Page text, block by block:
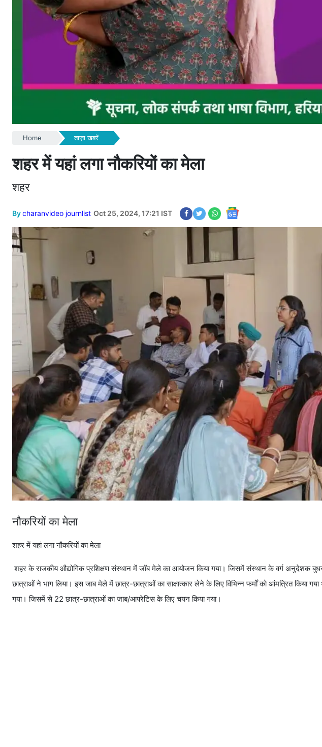
Home ताज़ा खबरें
शहर में यहां लगा नौकरियों का मेला
शहर
Bycharanvideo journlist Oct 25, 2024, 17:21 IST
नौकरियों का मेला
शहर में यहां लगा नौकरियों का मेला
शहर के राजकीय औद्योगिक प्रशिक्षण संस्थान में जॉब मेले का आयोजन किया गया। जिसमें संस्थान के वर्ग अनुदेशक
छात्राओं ने भाग लिया। इस जाब मेले में छात्र-छात्राओं का साक्षात्कार लेने के लिए विभिन्न फर्मों को आंमत्रित किया
गया। जिसमें से 22 छात्र-छात्राओं का जाब/आपरेटिस के लिए चयन किया गया।